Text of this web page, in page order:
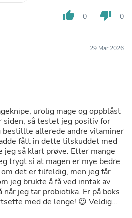
thumb_up 0 thumb_down 0
29 Mar 2026
urolig mage og oppblåst
siden, så testet jeg positiv for
bestillte allerede andre vitaminer
fått in dette tilskuddet med
jeg så klart prøve. Etter mange
trygt si at magen er mye bedre
det er tilfeldig, men jeg får
jeg brukte å få ved inntak av
jeg tar probiotika. Er på boks
med de lenge! 😍 Veldig
å få en stabil mage ☺️